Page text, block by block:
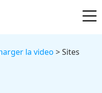
la video > Sites